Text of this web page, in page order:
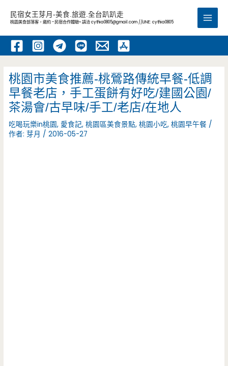
內
民宿女王芽月-美食.旅遊.全台趴趴走
桃園美食部落客，邀約 -民宿合作體驗~ 請洽cythia0805@gmail.com //LINE: cythia0805
Main
桃園市美食推薦-桃鶯路傳統早餐-低調
早餐老店，手工蛋餅有好吃/建國公園/
茶湯會/古早味/手工/老店/在地人
吃喝玩樂in桃園, 愛食記,桃園區美食景點,桃園小吃,桃園早午餐 /
作者:芽月 /2016-05-27